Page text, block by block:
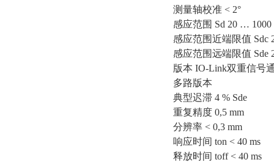
测量轴校准 < 2°
感应范围 Sd 20 … 1000
感应范围近端限值 Sdc
感应范围远端限值 Sde
版本 IO-Link双重信号
多路版本
典型迟滞 4 % Sde
重复精度 0,5 mm
分辨率 < 0,3 mm
响应时间 ton < 40 ms
释放时间 toff < 40 ms